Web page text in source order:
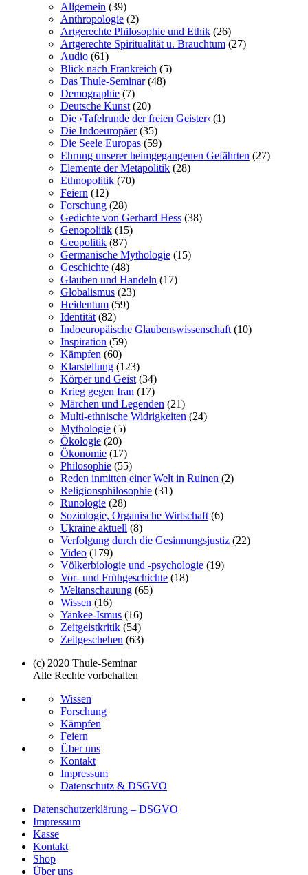
Allgemein (39)
Anthropologie (2)
Artgerechte Philosophie und Ethik (26)
Artgerechte Spiritualität u. Brauchtum (27)
Audio (61)
Blick nach Frankreich (5)
Das Thule-Seminar(48)
Demographie (7)
Deutsche Kunst (20)
Die ›Tafelrunde der freien Geister‹ (1)
Die Indoeuropäer(35)
Die Seele Europas (59)
Ehrung unserer heimgegangenen Gefährten (27)
Elemente der Metapolitik (28)
Ethnopolitik (70)
Feiern (12)
Forschung (28)
Gedichte von Gerhard Hess (38)
Genopolitik (15)
Geopolitik (87)
Germanische Mythologie (15)
Geschichte (48)
Glauben und Handeln (17)
Globalismus (23)
Heidentum (59)
Identität (82)
Indoeuropäische Glaubenswissenschaft (10)
Inspiration (59)
Kämpfen (60)
Klarstellung (123)
Körper und Geist (34)
Krieg gegen Iran (17)
Märchen und Legenden (21)
Multi-ethnische Widrigkeiten (24)
Mythologie (5)
Ökologie (20)
Ökonomie (17)
Philosophie (55)
Reden inmitten einer Welt in Ruinen (2)
Religionsphilosophie (31)
Runologie (28)
Soziologie, Organische Wirtschaft (6)
Ukraine aktuell (8)
Verfolgung durch die Gesinnungsjustiz (22)
Video (179)
Völkerbiologie und -psychologie (19)
Vor- und Frühgeschichte (18)
Weltanschauung (65)
Wissen (16)
Yankee-Ismus (16)
Zeitgeistkritik (54)
Zeitgeschehen (63)
(c) 2020 Thule-Seminar
Alle Rechte vorbehalten
Wissen
Forschung
Kämpfen
Feiern
Über uns
Kontakt
Impressum
Datenschutz & DSGVO
Datenschutzerklärung – DSGVO
Impressum
Kasse
Kontakt
Shop
Über uns